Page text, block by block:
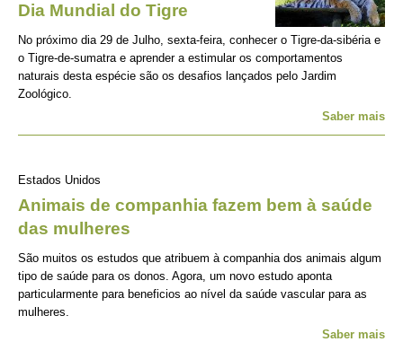
Dia Mundial do Tigre
No próximo dia 29 de Julho, sexta-feira, conhecer o Tigre-da-sibéria e
o Tigre-de-sumatra e aprender a estimular os comportamentos
naturais desta espécie são os desafios lançados pelo Jardim
Zoológico.
Saber mais
Estados Unidos
Animais de companhia fazem bem à saúde
das mulheres
São muitos os estudos que atribuem à companhia dos animais algum
tipo de saúde para os donos. Agora, um novo estudo aponta
particularmente para beneficios ao nível da saúde vascular para as
mulheres.
Saber mais